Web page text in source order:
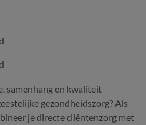
samenhang en kwaliteit
gezondheidszorg? Als
je directe cliëntenzorg met